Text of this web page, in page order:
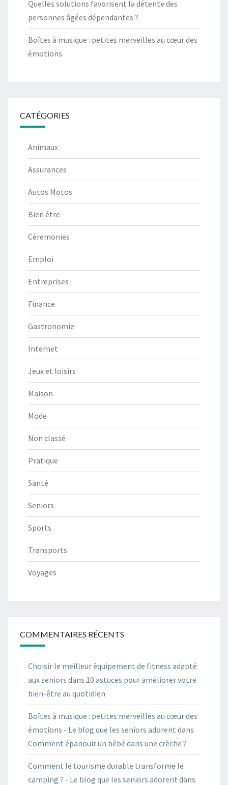
Quelles solutions favorisent la détente des
personnes âgées dépendantes ?
Boîtes à musique : petites merveilles au cœur des
émotions
CATÉGORIES
Animaux
Assurances
Autos Motos
Bien être
Céremonies
Emploi
Entreprises
Finance
Gastronomie
Internet
Jeux et loisirs
Maison
Mode
Non classé
Pratique
Santé
Seniors
Sports
Transports
Voyages
COMMENTAIRES RÉCENTS
Choisir le meilleur équipement de fitness adapté
aux seniors dans 10 astuces pour améliorer votre
bien-être au quotidien
Boîtes à musique : petites merveilles au cœur des
émotions - Le blog que les seniors adorent dans
Comment épanouir un bébé dans une crèche ?
Comment le tourisme durable transforme le
camping ? - Le blog que les seniors adorent dans